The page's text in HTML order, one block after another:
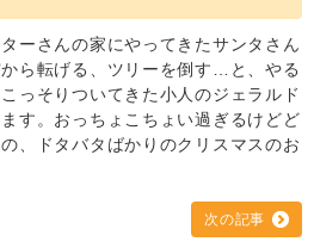
ーさんの家にやってきたサンタさん
ら転げる、ツリーを倒す…と、やる
っそりついてきた小人のジェラルド
す。おっちょこちょい過ぎるけどど
、ドタバタばかりのクリスマスのお
次の記事